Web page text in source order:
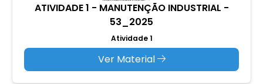
ATIVIDADE 1 - MANUTENÇÃO INDUSTRIAL -
53_2025
Atividade 1
Ver Material